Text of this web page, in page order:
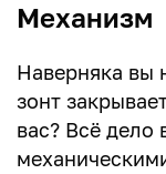
Механизм
Наверняка вы
зонт
вас? Всё